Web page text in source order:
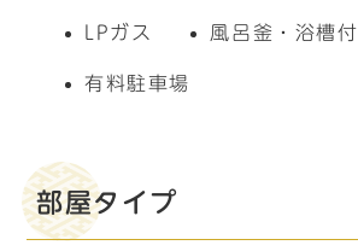
LPガス 風呂釜・浴槽付
有料駐車場
部屋タイプ